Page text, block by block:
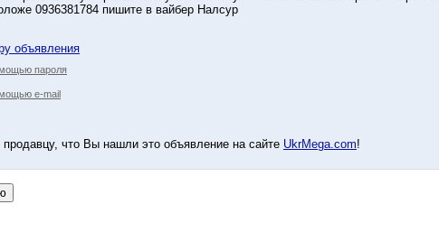
0936381784 пишите в вайбер Налсур
объявления
пароля
e-mail
что Вы нашли это объявление на сайте UkrMega.com!